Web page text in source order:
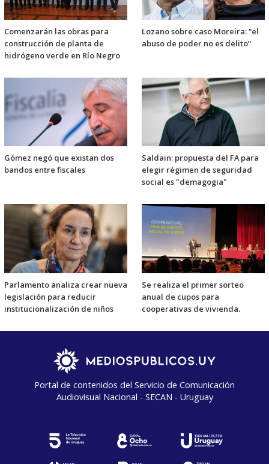
Comenzarán las obras para
construcción de planta de
hidrógeno verde en Río Negro
Lozano sobre caso Moreira: “el
abuso de poder no es delito”
Gómez negó que existan dos
bandos entre fiscales
Saldain: propuesta del FA para
elegir régimen de seguridad
social es "demagogia"
Parlamento analiza crear nueva
legislación para reducir
institucionalización de niños
Se realiza el primer sorteo
anual de cupos para
cooperativas de vivienda.
Portal de contenidos del Servicio de Comunicación
Audiovisual Nacional - SECAN - Uruguay